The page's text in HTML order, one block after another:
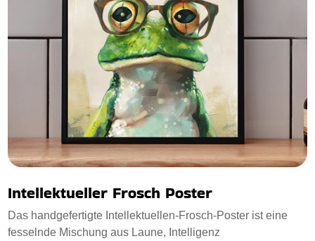
Intellektueller Frosch Poster
Das handgefertigte Intellektuellen-Frosch-Poster ist eine
fesselnde Mischung aus Laune, Intelligenz